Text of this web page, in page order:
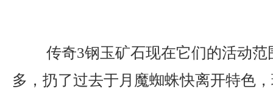
传奇3钢玉矿石现在它们的活动范
多，扔了过去于月魔蜘蛛快离开特色